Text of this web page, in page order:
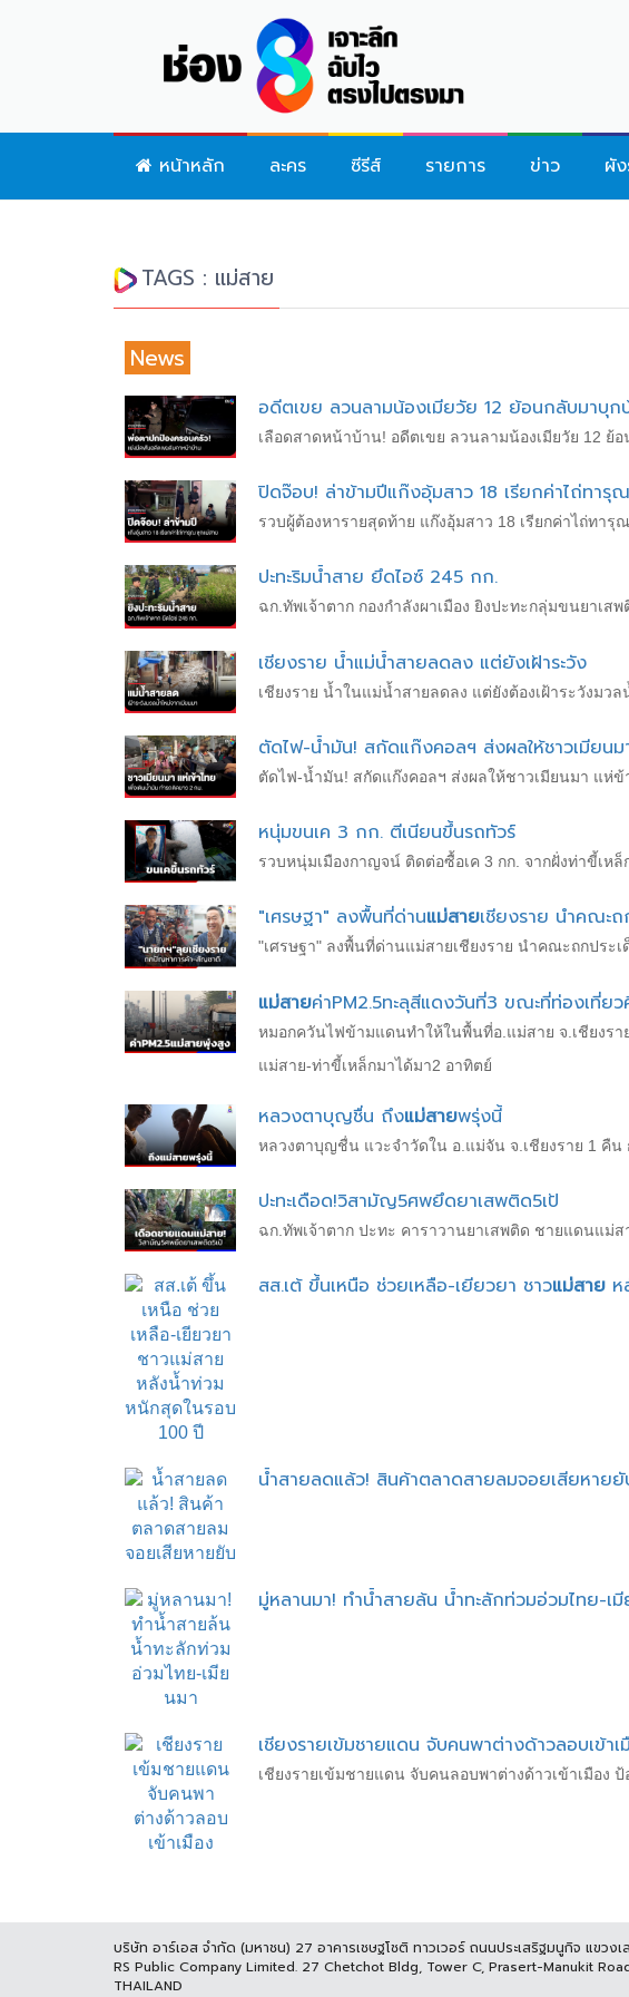
หน้าหลัก ละคร ซีรีส์ รายการ ข่าว ผั
TAGS : แม่สาย
News
อดีตเขย ลวนลามน้องเมียวัย 12 ย้อนกลับมา
เลือดสาดหน้าบ้าน! อดีตเขย ลวนลามน้องเมียวัย 12
ปิดจ๊อบ! ล่าข้ามปีแก๊งอุ้มสาว 18 เรียกค่าไถ่ทารุณ
รวบผู้ต้องหารายสุดท้าย แก๊งอุ้มสาว 18 เรียกค่าไถ่ทา
ปะทะริมน้ำสาย ยึดไอซ์ 245 กก.
ฉก.ทัพเจ้าตาก กองกำลังผาเมือง ยิงปะทะกลุ่มขนยาเ
เชียงราย น้ำแม่น้ำสายลดลง แต่ยังเฝ้าระวัง
เชียงราย น้ำในแม่น้ำสายลดลง แต่ยังต้องเฝ้าระวังมว
ตัดไฟ-น้ำมัน! สกัดแก๊งคอลฯ ส่งผลให้ชาวเมียน
ตัดไฟ-น้ำมัน! สกัดแก๊งคอลฯ ส่งผลให้ชาวเมียนมา แห่ข้
หนุ่มขนเค 3 กก. ตีเนียนขึ้นรถทัวร์
รวบหนุ่มเมืองกาญจน์ ติดต่อซื้อเค 3 กก. จากฝั่งท่าขี้เห
"เศรษฐา" ลงพื้นที่ด่านแม่สายเชียงราย นำคณะ
"เศรษฐา" ลงพื้นที่ด่านแม่สายเชียงราย นำคณะถกปร
แม่สายค่าPM2.5ทะลุสีแดงวันที่3 ขณะที่ท่องเที่ย
หมอกควันไฟข้ามแดนทำให้ในพื้นที่อ.แม่สาย จ.เชียงรา
แม่สาย-ท่าขี้เหล็กมาได้มา2 อาทิตย์
หลวงตาบุญชื่น ถึงแม่สายพรุ่งนี้
หลวงตาบุญชื่น แวะจำวัดใน อ.แม่จัน จ.เชียงราย 1 คื
ปะทะเดือด!วิสามัญ5ศพยึดยาเสพติด5เป้
ฉก.ทัพเจ้าตาก ปะทะ คาราวานยาเสพติด ชายแดนแม่
สส.เต้ ขึ้นเหนือ ช่วยเหลือ-เยียวยา ชาวแม่สาย ห
น้ำสายลดแล้ว! สินค้าตลาดสายลมจอยเสียหายยั
มู่หลานมา! ทำน้ำสายล้น น้ำทะลักท่วมอ่วมไทย-เ
เชียงรายเข้มชายแดน จับคนพาต่างด้าวลอบเข้าเ
เชียงรายเข้มชายแดน จับคนลอบพาต่างด้าวเข้าเมือง
บริษัท อาร์เอส จำกัด (มหาชน) 27 อาคารเชษฐโชติ ทาวเวอร์ ถนนประเสริฐมนูกิจ แขว
RS Public Company Limited. 27 Chetchot Bldg, Tower C, Prasert-Manukit
THAILAND